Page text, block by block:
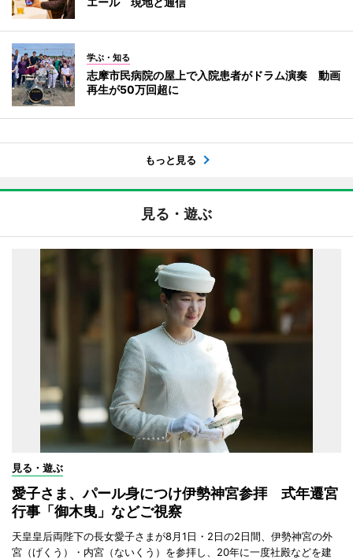
学ぶ・知る
志摩市民病院の屋上で入院患者がドラム演奏 動画
再生が50万回超に
もっと見る
見る・遊ぶ
見る・遊ぶ
愛子さま、パール身につけ伊勢神宮参拝 式年遷宮
行事「御木曳」などご視察
天皇皇后両陛下の長女愛子さまが8月1日・2日の2日間、伊勢神宮の外
宮（げくう）・内宮（ないくう）を参拝し、20年に一度社殿などを建